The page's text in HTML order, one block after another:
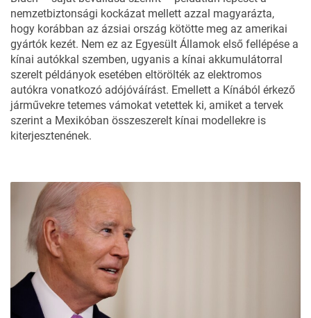
nemzetbiztonsági kockázat mellett azzal magyarázta,
hogy korábban az ázsiai ország kötötte meg az amerikai
gyártók kezét. Nem ez az Egyesült Államok első fellépése a
kínai autókkal szemben, ugyanis a kínai akkumulátorral
szerelt példányok esetében eltörölték az elektromos
autókra vonatkozó adójóváírást. Emellett a Kínából érkező
járművekre tetemes vámokat vetettek ki, amiket a tervek
szerint a Mexikóban összeszerelt kínai modellekre is
kiterjesztenének.